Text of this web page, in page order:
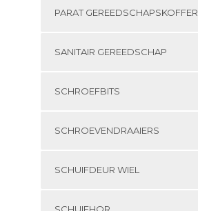
PARAT GEREEDSCHAPSKOFFER
SANITAIR GEREEDSCHAP
SCHROEFBITS
SCHROEVENDRAAIERS
SCHUIFDEUR WIEL